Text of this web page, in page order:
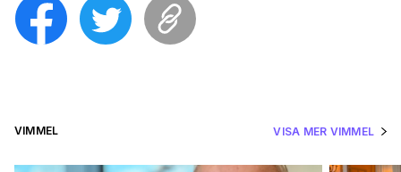
VIMMEL VISA MER VIMMEL